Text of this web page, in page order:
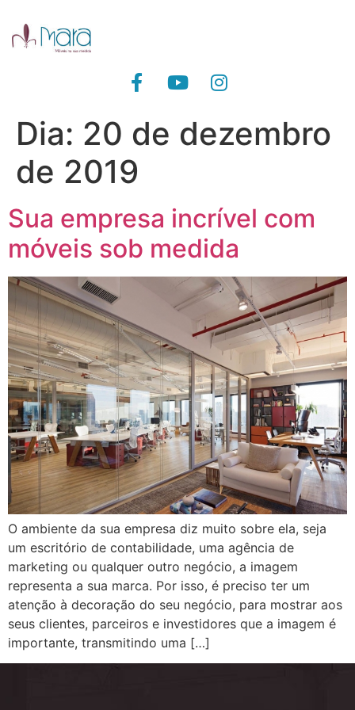
Dia: 20 de dezembro
de 2019
Sua empresa incrível com
móveis sob medida
O ambiente da sua empresa diz muito sobre ela, seja
um escritório de contabilidade, uma agência de
marketing ou qualquer outro negócio, a imagem
representa a sua marca. Por isso, é preciso ter um
atenção à decoração do seu negócio, para mostrar aos
seus clientes, parceiros e investidores que a imagem é
importante, transmitindo uma […]